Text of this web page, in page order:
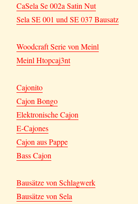
CaSela Se 002a Satin Nut
Sela SE 001 und SE 037 Bausatz
Woodcraft Serie von Meinl
Meinl Htopcaj3nt
Cajonito
Cajon Bongo
Elektronische Cajon
E-Cajones
Cajon aus Pappe
Bass Cajon
Bausätze von Schlagwerk
Bausätze von Sela